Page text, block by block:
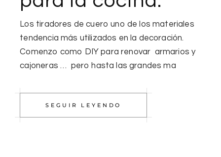
Los tiradores de cuero uno de los materiales
tendencia más utilizados en la decoración.
Comenzo como DIY para renovar armarios y
cajoneras … pero hasta las grandes ma
SEGUIR LEYENDO